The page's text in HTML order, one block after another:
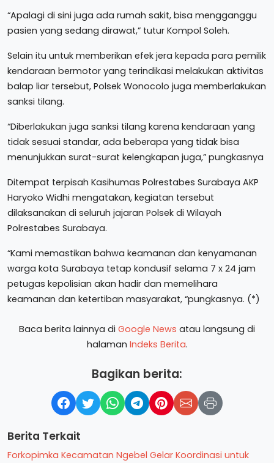
“Apalagi di sini juga ada rumah sakit, bisa mengganggu
pasien yang sedang dirawat,” tutur Kompol Soleh.
Selain itu untuk memberikan efek jera kepada para pemilik
kendaraan bermotor yang terindikasi melakukan aktivitas
balap liar tersebut, Polsek Wonocolo juga memberlakukan
sanksi tilang.
“Diberlakukan juga sanksi tilang karena kendaraan yang
tidak sesuai standar, ada beberapa yang tidak bisa
menunjukkan surat-surat kelengkapan juga,” pungkasnya
Ditempat terpisah Kasihumas Polrestabes Surabaya AKP
Haryoko Widhi mengatakan, kegiatan tersebut
dilaksanakan di seluruh jajaran Polsek di Wilayah
Polrestabes Surabaya.
“Kami memastikan bahwa keamanan dan kenyamanan
warga kota Surabaya tetap kondusif selama 7 x 24 jam
petugas kepolisian akan hadir dan memelihara
keamanan dan ketertiban masyarakat, “pungkasnya. (*)
Baca berita lainnya di Google News atau langsung di
halaman Indeks Berita.
Bagikan berita:
Berita Terkait
Forkopimka Kecamatan Ngebel Gelar Koordinasi untuk